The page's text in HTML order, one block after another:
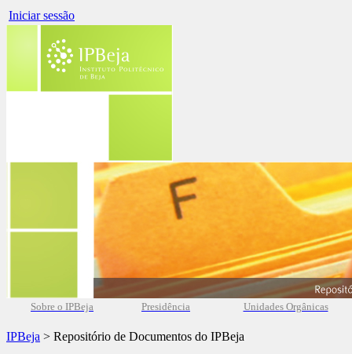
Iniciar sessão
Sobre o IPBeja Presidência Unidades Orgânicas
IPBeja > Repositório de Documentos do IPBeja